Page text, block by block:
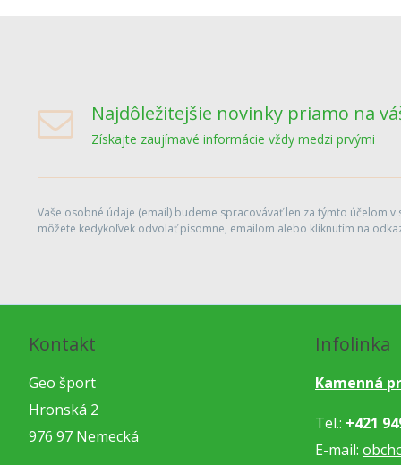
Najdôležitejšie novinky priamo na
Získajte zaujímavé informácie vždy medzi prvými
Vaše osobné údaje (email) budeme spracovávať len za týmto účelom
môžete kedykoľvek odvolať písomne, emailom alebo kliknutím na
Kontakt
Geo šport
Hronská 2
976 97 Nemecká
Infolinka
Kamenná
Tel.: +421
E-mail: